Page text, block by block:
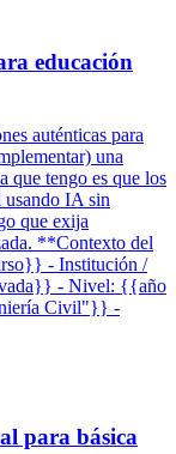
educación
auténticas para
una
que tengo es que los
usando IA sin
que exija
**Contexto del
- Institución /
- Nivel: {{año
Civil"}} -
para básica